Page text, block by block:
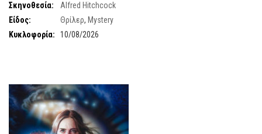
Σκηνοθεσία:
Alfred Hitchcock
Είδος:
Θρίλερ, Mystery
Κυκλοφορία:
10/08/2026